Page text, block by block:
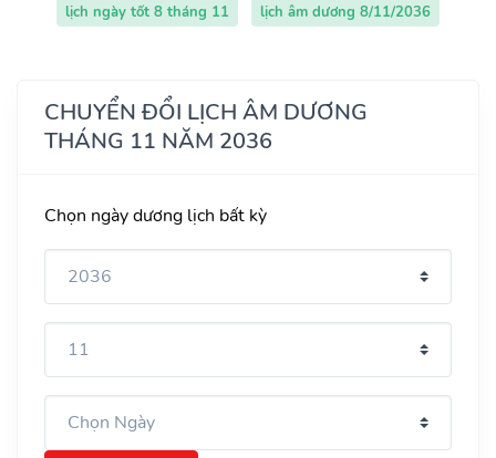
lịch ngày tốt 8 tháng 11
lịch âm dương 8/11/2036
CHUYỂN ĐỔI LỊCH ÂM DƯƠNG
THÁNG 11 NĂM 2036
Chọn ngày dương lịch bất kỳ